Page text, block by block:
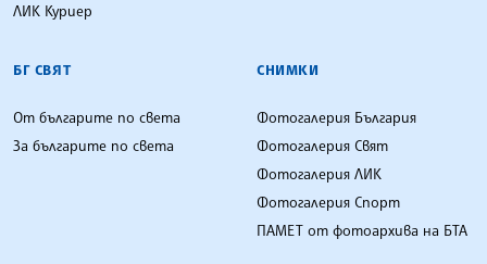
ЛИК Куриер
БГ СВЯТ
От българите по света
За българите по света
СНИМКИ
Фотогалерия България
Фотогалерия Свят
Фотогалерия ЛИК
Фотогалерия Спорт
ПАМЕТ от фотоархива на БТА